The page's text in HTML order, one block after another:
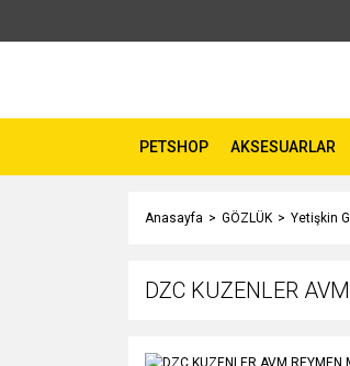
PETSHOP AKSESUARLAR
Anasayfa GÖZLÜK Yetişkin
DZC KUZENLER